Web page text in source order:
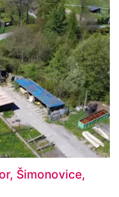
Šimonovice,